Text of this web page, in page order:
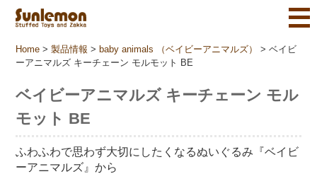
Home >製品情報 > baby animals （ベイビーアニマルズ） >ベイビ
ーアニマルズ キーチェーン モルモット BE
ベイビーアニマルズ キーチェーン モル
モット BE
ふわふわで思わず大切にしたくなるぬいぐるみ『ベイビ
ーアニマルズ』から